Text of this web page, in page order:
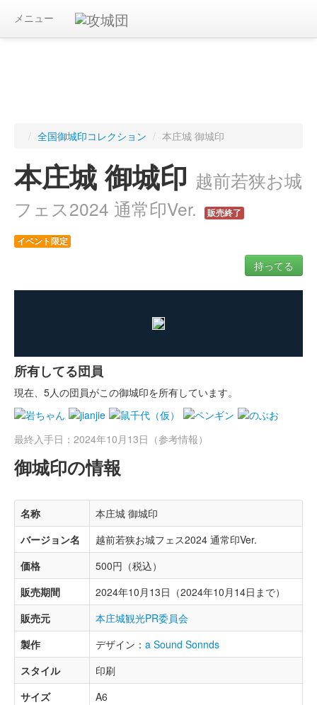
メニュー
/ 全国御城印コレクション / 本庄城 御城印
本庄城 御城印 越前若狭お城
フェス2024 通常印Ver.
販売終了
イベント限定
持ってる
所有してる団員
現在、5人の団員がこの御城印を所有しています。
最終入手日：2024年10月13日（参考情報）
御城印の情報
名称
本庄城 御城印
バージョン名
越前若狭お城フェス2024 通常印Ver.
価格
500円（税込）
販売期間
2024年10月13日（2024年10月14日まで）
販売元
本庄城観光PR委員会
製作
デザイン： a Sound Sonnds
スタイル
印刷
サイズ
A6